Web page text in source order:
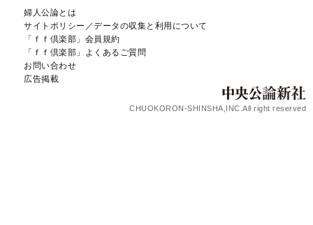
婦人公論とは
サイトポリシー／データの収集と利用について
「ｆｆ倶楽部」会員規約
「ｆｆ倶楽部」よくあるご質問
お問い合わせ
広告掲載
CHUOKORON-SHINSHA,INC.All right reserved